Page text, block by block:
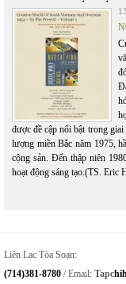
được đề cập nổi bật trong
lượng miền Bắc năm 1975,
cộng sản. Đến thập niên
hoạt động sáng tạo.(TS. Eric
Liên Lạc Tòa Soạn:
(714)381-8780 / Email: Tapc